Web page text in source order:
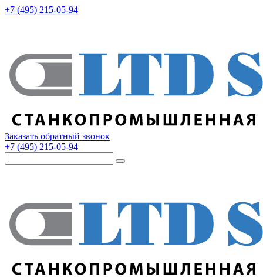
+7 (495) 215-05-94
Заказать обратный звонок
+7 (495) 215-05-94